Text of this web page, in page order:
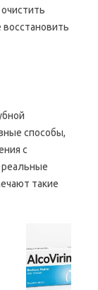
способы,
с
такие